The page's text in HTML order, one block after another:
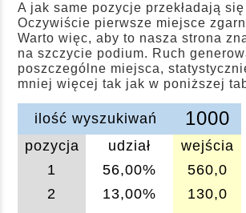
A jak same pozycje przekładają
Oczywiście pierwsze miejsce
Warto więc, aby to nasza strona
na szczycie podium. Ruch
poszczególne miejsca,
mniej więcej tak jak w poniższej
ilość wyszukiwań 1000
pozycja udział
wejścia
1
56,00%
560,0
2
13,00%
130,0